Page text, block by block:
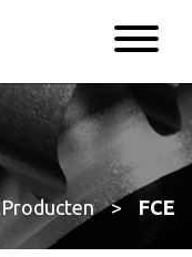
Producten > FCE